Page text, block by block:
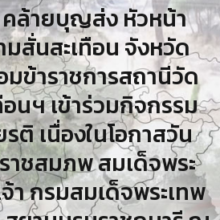
ล้ายบุญส่ง หัวหน้า
สั่นสะเทือน จังหวัด
มข้าราชการสถานีวัด
นฯ เข้าร่วมกิจกรรม
ติ เนื่องในโอกาสวัน
าชสมภพ สมเด็จพระ
า กรมสมเด็จพระเทพ